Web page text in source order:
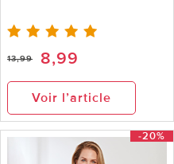
13,99 8,99
Voir l’article
-20%